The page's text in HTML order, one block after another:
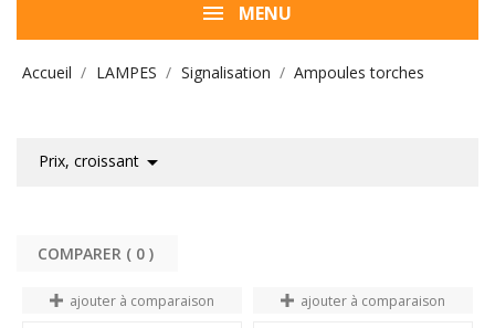
MENU
Accueil LAMPES Signalisation Ampoules torches
Prix, croissant 
COMPARER ( 0
ajouter à comparaison ajouter à comparaison